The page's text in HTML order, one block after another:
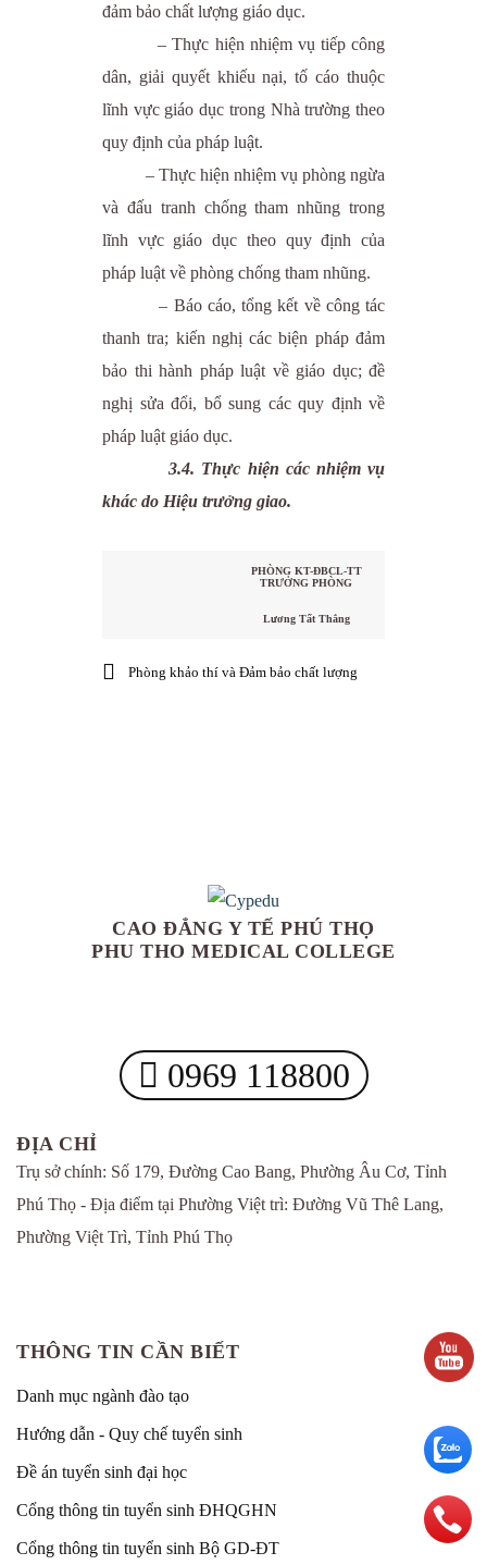
đảm bảo chất lượng giáo dục.
– Thực hiện nhiệm vụ tiếp công
dân, giải quyết khiếu nại, tố cáo thuộc
lĩnh vực giáo dục trong Nhà trường theo
quy định của pháp luật.
– Thực hiện nhiệm vụ phòng ngừa
và đấu tranh chống tham nhũng trong
lĩnh vực giáo dục theo quy định của
pháp luật về phòng chống tham nhũng.
– Báo cáo, tổng kết về công tác
thanh tra; kiến nghị các biện pháp đảm
bảo thi hành pháp luật về giáo dục; đề
nghị sửa đổi, bổ sung các quy định về
pháp luật giáo dục.
3.4. Thực hiện các nhiệm vụ
khác do Hiệu trưởng giao.
PHÒNG KT-ĐBCL-TT
TRƯỞNG PHÒNG
Lương Tất Thắng
Phòng khảo thí và Đảm bảo chất lượng
CAO ĐẲNG Y TẾ PHÚ THỌ
PHU THO MEDICAL COLLEGE
0969 118800
ĐỊA CHỈ
Trụ sở chính: Số 179, Đường Cao Bang, Phường Âu Cơ, Tỉnh
Phú Thọ - Địa điểm tại Phường Việt trì: Đường Vũ Thê Lang,
Phường Việt Trì, Tỉnh Phú Thọ
THÔNG TIN CẦN BIẾT
Danh mục ngành đào tạo
Hướng dẫn - Quy chế tuyển sinh
Đề án tuyển sinh đại học
Cổng thông tin tuyển sinh ĐHQGHN
Cổng thông tin tuyển sinh Bộ GD-ĐT